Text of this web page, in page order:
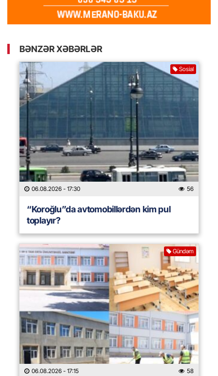
BƏNZƏR XƏBƏRLƏR
Sosial
06.08.2026 - 17:30 56
“Koroğlu”da avtomobillərdən kim pul
toplayır?
Gündəm
06.08.2026 - 17:15 58